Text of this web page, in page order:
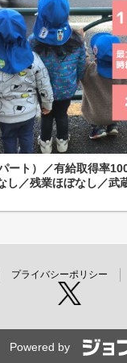
ート）／有給取得率
し／残業ほぼなし／武
プライバシーポリシー
Powered by